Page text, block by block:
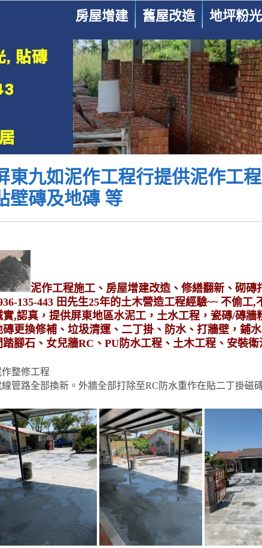
房屋增建 舊屋改造 地坪粉光
東九如泥作工程行提供泥作工
壁磚及地磚 等
泥作工程施工、房屋增建改造、修繕翻新、砌磚
135-443 田先生25年的土木營造工程經驗~~ 不偷工
實,認真，提供屏東地區水泥工，土水工程，瓷磚/磚牆
磚更換修補、垃圾清運、二丁掛、防水、打牆壁，鋪
踏腳石、女兒牆RC、PU防水工程、土木工程、安裝
整修工程
管路全部換新。外牆全部打除至RC防水重作在貼二丁掛磁